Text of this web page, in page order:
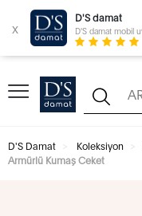
x
D'S damat
D'S damat mobil
D'S Damat Koleksiyon
Armürlü Kumaş Ceket